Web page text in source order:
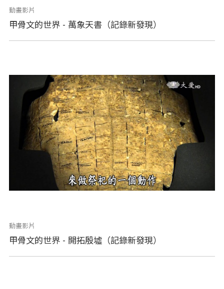
動畫影片
甲骨文的世界 - 萬象天書（記錄新發現）
動畫影片
甲骨文的世界 - 開拓殷墟（記錄新發現）